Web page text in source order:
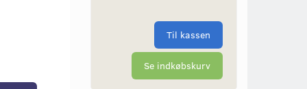
Til kassen
Se indkøbskurv